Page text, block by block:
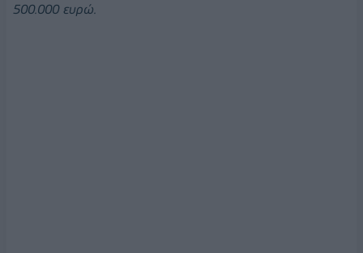
500.000 ευρώ.